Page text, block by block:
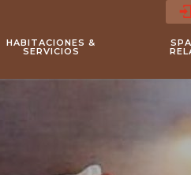
HABITACIONES &
SERVICIOS